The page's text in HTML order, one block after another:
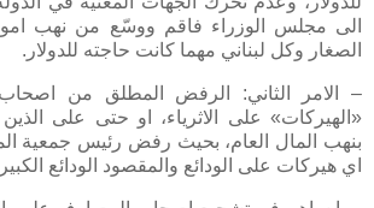
الى مجلس الوزراء فاقم ووسّع من نهب
الصغار وكل لبناني مهما كانت حاجته للدولار.
– الامر الثاني: الرفض المطلق من
«الهيركات» على الاثرياء، او حتى على
بنهب المال العام، بحيث رفض رئيس جمعية
اي هيركات على الودائع والمقصود الودائع